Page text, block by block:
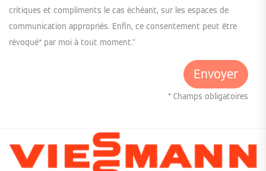
critiques et compliments le cas échéant, sur les espaces de
communication appropriés. Enfin, ce consentement peut être
révoqué* par moi à tout moment."
* Champs obligatoires